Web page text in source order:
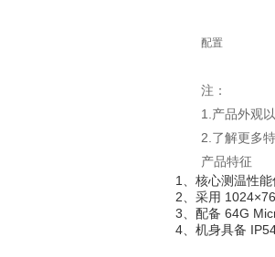
配置
注：
1.产品外观
2.了解更多
产品特征
1、核心测温性
2、采用
3、配备 ‌64G
4、机身具备